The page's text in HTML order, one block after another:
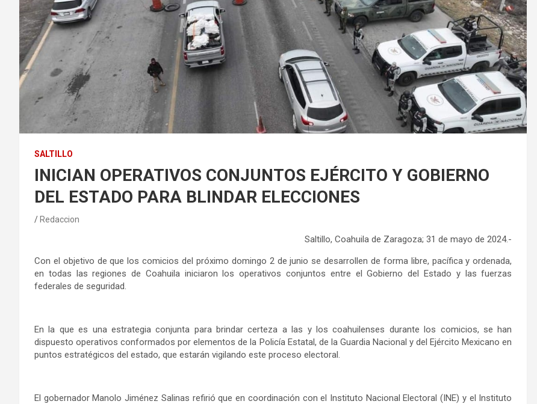
SALTILLO
INICIAN OPERATIVOS CONJUNTOS EJÉRCITO Y GOBIERNO
DEL ESTADO PARA BLINDAR ELECCIONES
Redaccion
Saltillo, Coahuila de Zaragoza; 31 de mayo de 2024.-
Con el objetivo de que los comicios del próximo domingo 2 de junio se desarrollen de forma libre, pacífica y ordenada,
en todas las regiones de Coahuila iniciaron los operativos conjuntos entre el Gobierno del Estado y las fuerzas
federales de seguridad.
En la que es una estrategia conjunta para brindar certeza a las y los coahuilenses durante los comicios, se han
dispuesto operativos conformados por elementos de la Policía Estatal, de la Guardia Nacional y del Ejército Mexicano en
puntos estratégicos del estado, que estarán vigilando este proceso electoral.
El gobernador Manolo Jiménez Salinas refirió que en coordinación con el Instituto Nacional Electoral (INE) y el Instituto